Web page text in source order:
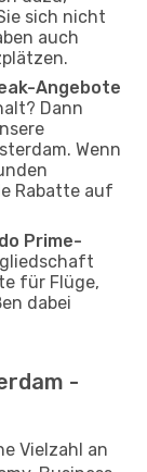
sich nicht
auch
Angebote
Dann
Wenn
Rabatte auf
Prime-
für Flüge,
dabei
-
Vielzahl an